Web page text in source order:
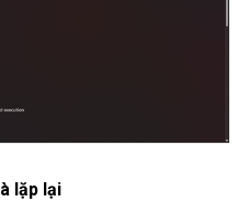
lặp lại